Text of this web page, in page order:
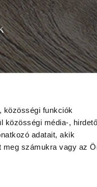
közösségi funkciók
közösségi média-,
adatait, akik
meg számukra vagy az
jog fenntartva
– Pécs, Békés – Békéscsaba,